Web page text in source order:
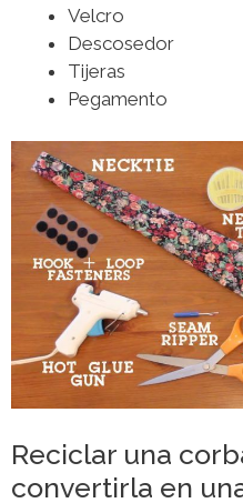
Velcro
Descosedor
Tijeras
Pegamento
Reciclar una
convertirla en